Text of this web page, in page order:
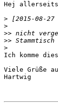
Hej
> [2015-08-
>
>>
>>
>
Ich komme
Viele Grüße
Hartwig